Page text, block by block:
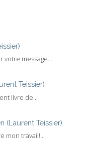
message....
Teissier)
livre de...
(Laurent Teissier)
mon travail!...